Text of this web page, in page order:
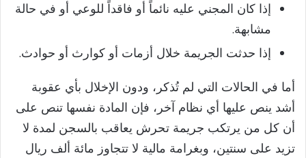
إذا كان المجني عليه نائماً أو فاقداً للوعي أو في حالة
مشابهة.
إذا حدثت الجريمة خلال أزمات أو كوارث أو حوادث.
أما في الحالات التي لم تُذكر، ودون الإخلال بأي عقوبة
أشد ينص عليها أي نظام آخر، فإن المادة نفسها تنص على
أن كل من يرتكب جريمة تحرش يعاقب بالسجن لمدة لا
تزيد على سنتين، وبغرامة مالية لا تتجاوز مائة ألف ريال